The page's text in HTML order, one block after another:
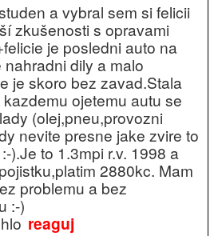
a vybral sem si felicii
zkušenosti s opravami
je posledni auto na
dily a malo
je skoro bez zavad.Stala
ojetemu autu se
(olej,pneu,provozni
nevite presne jake zvire to
).Je to 1.3mpi r.v. 1998 a
2880kc. Mam
problemu a bez
:-)
reaguj